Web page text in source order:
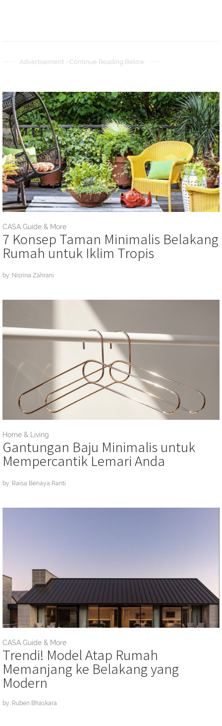
Advertisement - Continue Reading Below
CASA Guide & More
7 Konsep Taman Minimalis Belakang
Rumah untuk Iklim Tropis
by: Nisrina Zahrani
Home & Living
Gantungan Baju Minimalis untuk
Mempercantik Lemari Anda
by: Raisa Benaya Ranti
CASA Guide & More
Trendi! Model Atap Rumah
Memanjang ke Belakang yang
Modern
by: Ruben Bhaskara